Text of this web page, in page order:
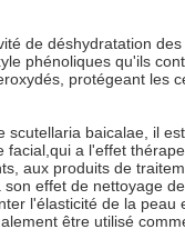
de déshydratation
phénoliques qu'ils
protégeant les
baicalae, il
a l'effet
aux produits de
effet de nettoyage
l'élasticité de la
être utilisé